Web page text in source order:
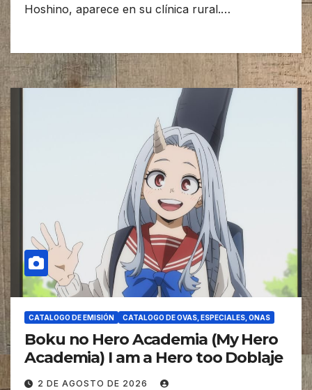
Hoshino, aparece en su clínica rural.…
CATALOGO DE EMISIÓN CATALOGO DE OVAS, ESPECIALES, ONAS
Boku no Hero Academia (My Hero
Academia) I am a Hero too Doblaje
2 DE AGOSTO DE 2026